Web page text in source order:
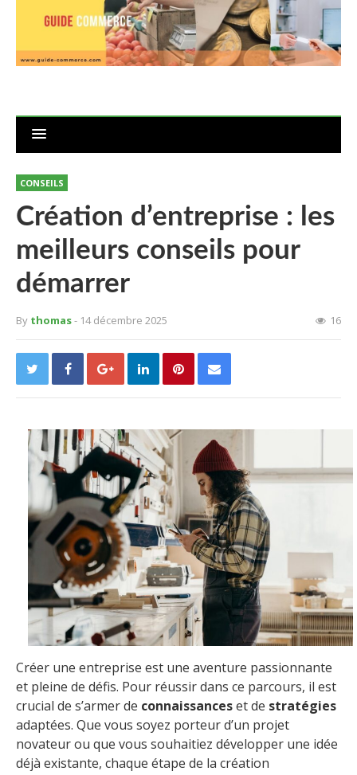
CONSEILS
Création d’entreprise : les
meilleurs conseils pour
démarrer
By thomas- 14 décembre 2025 16
Créer une entreprise est une aventure passionnante
et pleine de défis. Pour réussir dans ce parcours, il est
crucial de s’armer de connaissanceset de stratégies
adaptées. Que vous soyez porteur d’un projet
novateur ou que vous souhaitiez développer une idée
déjà existante, chaque étape de la création